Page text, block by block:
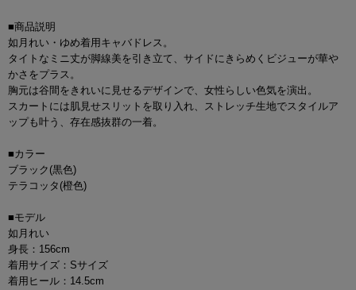
■商品説明
如月れい・ゆめ着用キャバドレス。
タイトなミニ丈が脚線美を引き立て、サイドにきらめくビジューが華や
かさをプラス。
胸元は谷間をきれいに見せるデザインで、女性らしい色気を演出。
スカートには肌見せスリットを取り入れ、ストレッチ生地でスタイルア
ップも叶う、存在感抜群の一着。
■カラー
ブラック(黒色)
テラコッタ(橙色)
■モデル
如月れい
身長：156cm
着用サイズ：Sサイズ
着用ヒール：14.5cm